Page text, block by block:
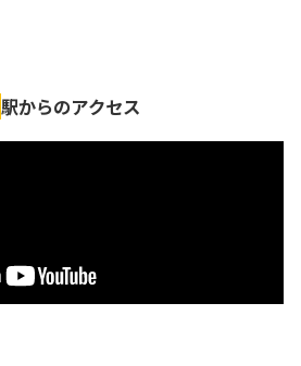
駅からのアクセス